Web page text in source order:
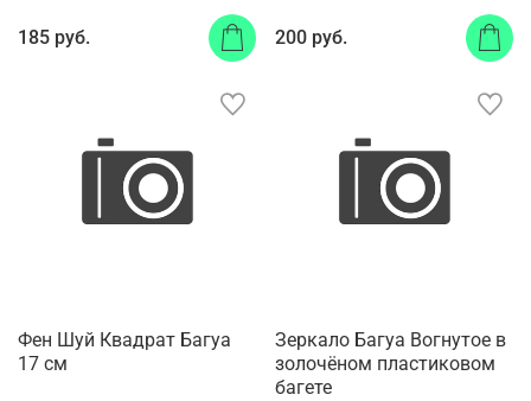
185 руб. 200 руб.
Фен Шуй Квадрат Багуа
17 см
Зеркало Багуа Вогнутое в
золочёном пластиковом
багете